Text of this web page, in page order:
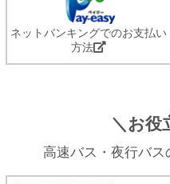
ネットバンキングでのお支払い
方法
＼お役
高速バス・夜行バス